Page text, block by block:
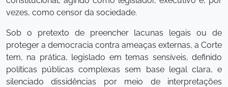
vezes, como censor da sociedade.
Sob o pretexto de preencher lacunas legais ou de
proteger a democracia contra ameaças externas, a Corte
tem, na prática, legislado em temas sensíveis, definido
políticas públicas complexas sem base legal clara, e
silenciado dissidências por meio de interpretações